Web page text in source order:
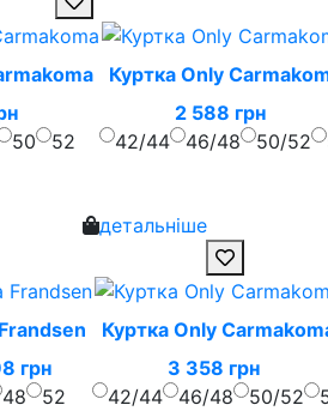
50 52
Куртка Only
2 588 грн
42/44
46/48 50/52
детальніше
грн
48 52
Куртка Only
3 358 грн
42/44
46/48 50/52